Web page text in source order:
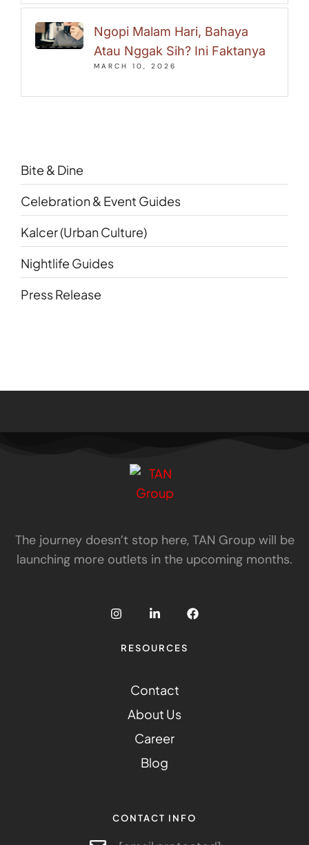
Ngopi Malam Hari, Bahaya
Atau Nggak Sih? Ini Faktanya
MARCH 10, 2026
Bite & Dine
Celebration & Event Guides
Kalcer (Urban Culture)
Nightlife Guides
Press Release
The journey doesn’t stop here, TAN Group will be
launching more outlets in the upcoming months.
RESOURCES
Contact
About Us
Career
Blog
CONTACT INFO